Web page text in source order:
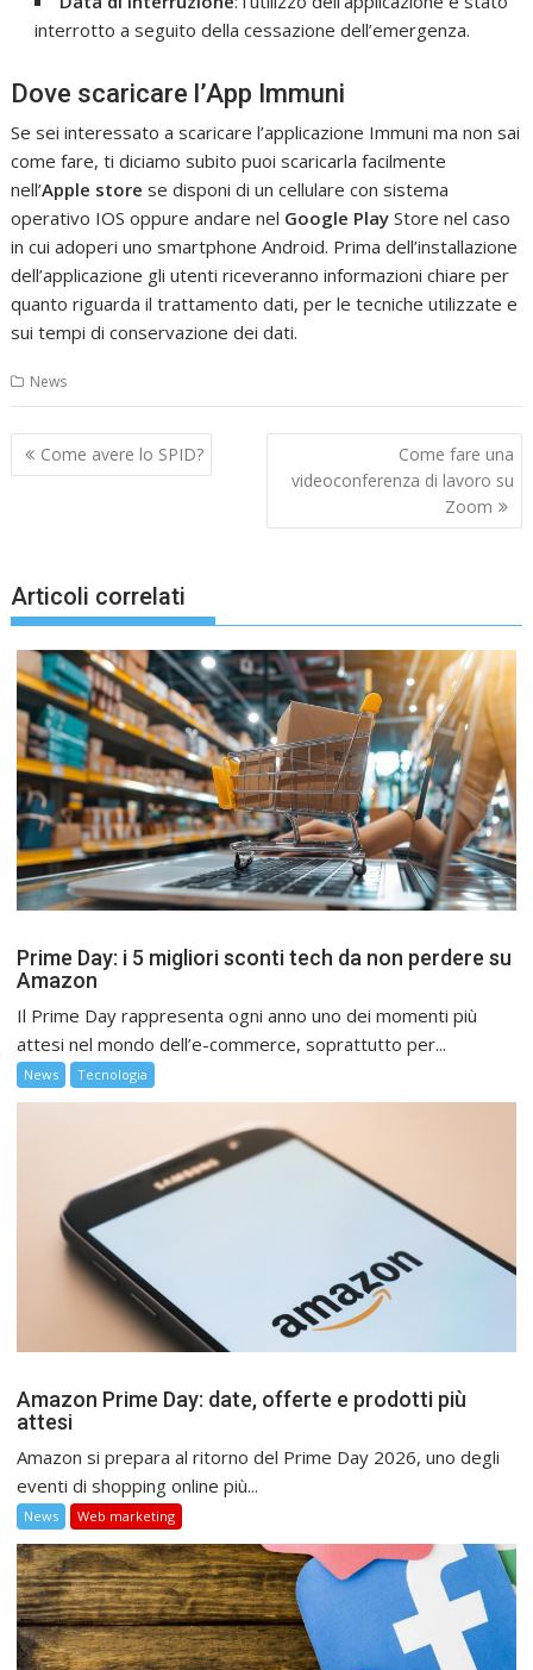
interrotto a seguito della cessazione dell’emergenza.
Dove scaricare l’App Immuni
Se sei interessato a scaricare l’applicazione Immuni ma non sai
come fare, ti diciamo subito puoi scaricarla facilmente
nell’Apple store se disponi di un cellulare con sistema
operativo IOS oppure andare nel Google Play Store nel caso
in cui adoperi uno smartphone Android. Prima dell’installazione
dell’applicazione gli utenti riceveranno informazioni chiare per
quanto riguarda il trattamento dati, per le tecniche utilizzate e
sui tempi di conservazione dei dati.
News
Navigazione
articoli
Come avere lo SPID?
Come fare una
videoconferenza di lavoro su
Zoom
Articoli correlati
Prime Day: i 5 migliori sconti tech da non perdere su
Amazon
Il Prime Day rappresenta ogni anno uno dei momenti più
attesi nel mondo dell’e-commerce, soprattutto per...
News Tecnologia
Amazon Prime Day: date, offerte e prodotti più
attesi
Amazon si prepara al ritorno del Prime Day 2026, uno degli
eventi di shopping online più...
News Web marketing